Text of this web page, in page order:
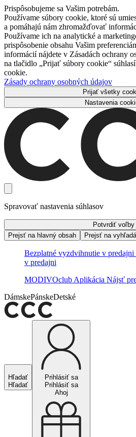
Prispôsobujeme sa Vašim potrebám.
Používame súbory cookie, ktoré sú
a pomáhajú nám zhromažďovať
Používame ich na analytické a
prispôsobenie obsahu Vašim
informácií nájdete v Zásadách ochrany
na tlačidlo „Prijať súbory cookie“
cookie.
Zásady ochrany osobných údajov
Prijať všetky
Nastavenia
Spravovať nastavenia súhlasov
Potvrdiť voľby
Prejsť na hlavný obsah
Prejsť na
Bezplatné vyzdvihnutie v predajni
v predajni
MODIVOclub Aplikácia Nájsť
DámskePánskeDetské
Hľadať
Hľadať
Prihlásiť sa
Prihlásiť sa
Ahoj